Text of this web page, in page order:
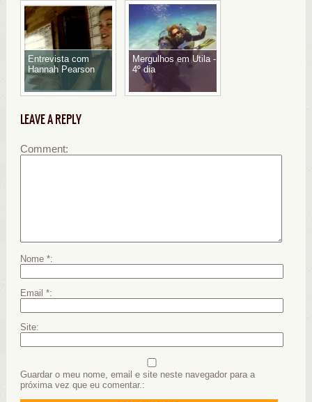
Entrevista com
Hannah Pearson
Mergulhos em Utila -
4º dia
LEAVE A REPLY
Comment
Nome *
Email *
Site
Guardar o meu nome, email e site neste navegador para a
próxima vez que eu comentar.